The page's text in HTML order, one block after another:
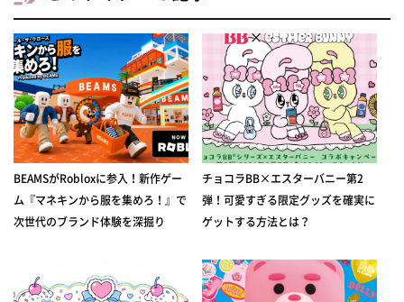
BEAMSがRobloxに参入！新作ゲー
ム『マネキンから服を集めろ！』で
次世代のブランド体験を深掘り
チョコラBB×エスターバニー第2
弾！可愛すぎる限定グッズを確実に
ゲットする方法とは？